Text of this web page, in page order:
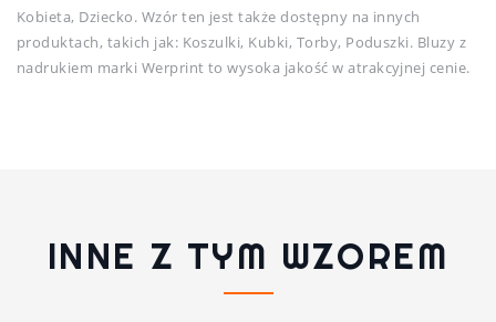
Kobieta, Dziecko. Wzór ten jest także dostępny na innych
produktach, takich jak: Koszulki, Kubki, Torby, Poduszki. Bluzy z
nadrukiem marki Werprint to wysoka jakość w atrakcyjnej cenie.
INNE Z TYM WZOREM